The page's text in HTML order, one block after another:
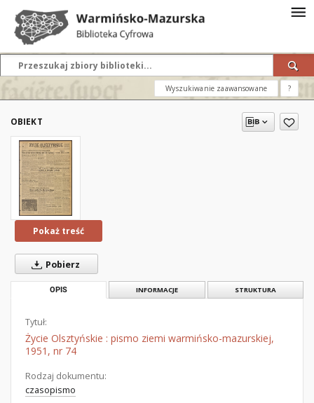
Wyszukiwanie zaawansowane ?
OBIEKT
Pokaż treść
Pobierz
OPIS INFORMACJE STRUKTURA
Tytuł:
Życie Olsztyńskie : pismo ziemi warmińsko-mazurskiej,
1951, nr 74
Rodzaj dokumentu:
czasopismo